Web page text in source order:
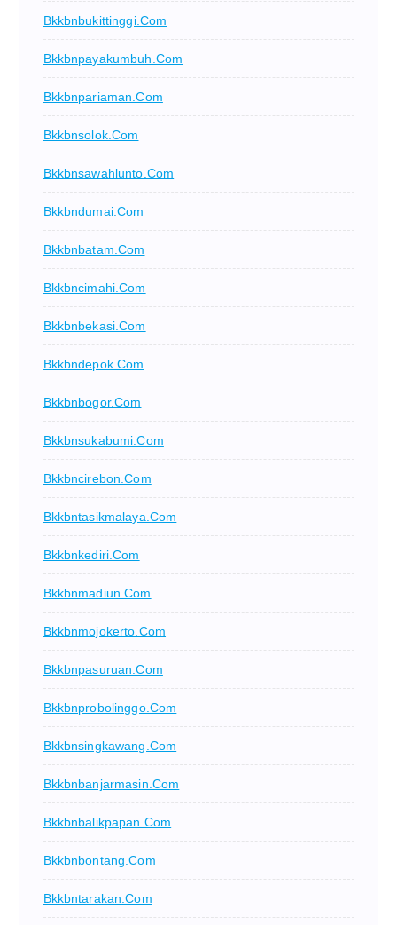
Bkkbnbukittinggi.com
Bkkbnpayakumbuh.com
Bkkbnpariaman.com
Bkkbnsolok.com
Bkkbnsawahlunto.com
Bkkbndumai.com
Bkkbnbatam.com
Bkkbncimahi.com
Bkkbnbekasi.com
Bkkbndepok.com
Bkkbnbogor.com
Bkkbnsukabumi.com
Bkkbncirebon.com
Bkkbntasikmalaya.com
Bkkbnkediri.com
Bkkbnmadiun.com
Bkkbnmojokerto.com
Bkkbnpasuruan.com
Bkkbnprobolinggo.com
Bkkbnsingkawang.com
Bkkbnbanjarmasin.com
Bkkbnbalikpapan.com
Bkkbnbontang.com
Bkkbntarakan.com